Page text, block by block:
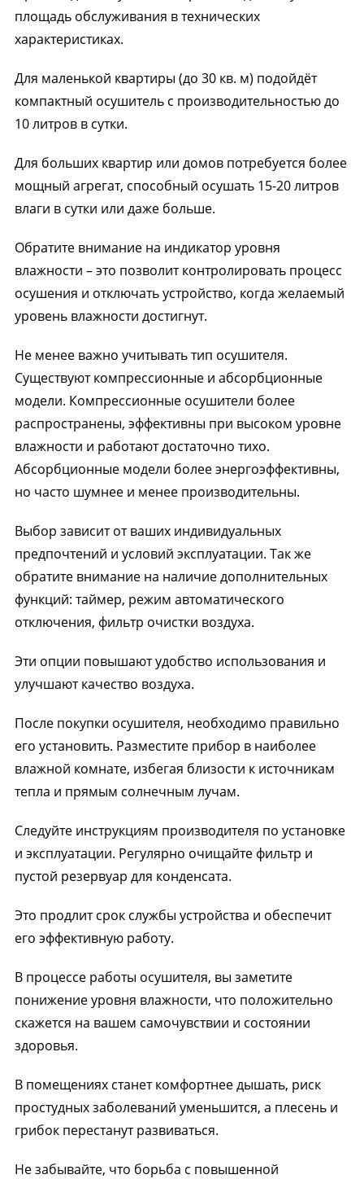
площадь обслуживания в технических
характеристиках.
Для маленькой квартиры (до 30 кв. м) подойдёт
компактный осушитель с производительностью до
10 литров в сутки.
Для больших квартир или домов потребуется более
мощный агрегат, способный осушать 15-20 литров
влаги в сутки или даже больше.
Обратите внимание на индикатор уровня
влажности – это позволит контролировать процесс
осушения и отключать устройство, когда желаемый
уровень влажности достигнут.
Не менее важно учитывать тип осушителя.
Существуют компрессионные и абсорбционные
модели. Компрессионные осушители более
распространены, эффективны при высоком уровне
влажности и работают достаточно тихо.
Абсорбционные модели более энергоэффективны,
но часто шумнее и менее производительны.
Выбор зависит от ваших индивидуальных
предпочтений и условий эксплуатации. Так же
обратите внимание на наличие дополнительных
функций: таймер, режим автоматического
отключения, фильтр очистки воздуха.
Эти опции повышают удобство использования и
улучшают качество воздуха.
После покупки осушителя, необходимо правильно
его установить. Разместите прибор в наиболее
влажной комнате, избегая близости к источникам
тепла и прямым солнечным лучам.
Следуйте инструкциям производителя по установке
и эксплуатации. Регулярно очищайте фильтр и
пустой резервуар для конденсата.
Это продлит срок службы устройства и обеспечит
его эффективную работу.
В процессе работы осушителя, вы заметите
понижение уровня влажности, что положительно
скажется на вашем самочувствии и состоянии
здоровья.
В помещениях станет комфортнее дышать, риск
простудных заболеваний уменьшится, а плесень и
грибок перестанут развиваться.
Не забывайте, что борьба с повышенной